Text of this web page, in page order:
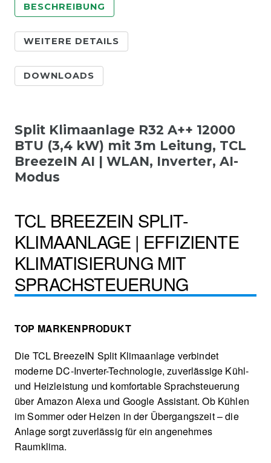
BESCHREIBUNG
WEITERE DETAILS
DOWNLOADS
Split Klimaanlage R32 A++ 12000
BTU (3,4 kW) mit 3m Leitung, TCL
BreezeIN AI | WLAN, Inverter, AI-
Modus
TCL BREEZEIN SPLIT-
KLIMAANLAGE | EFFIZIENTE
KLIMATISIERUNG MIT
SPRACHSTEUERUNG
TOP MARKENPRODUKT
Die TCL BreezeIN Split Klimaanlage verbindet
moderne DC-Inverter-Technologie, zuverlässige Kühl-
und Heizleistung und komfortable Sprachsteuerung
über Amazon Alexa und Google Assistant. Ob Kühlen
im Sommer oder Heizen in der Übergangszeit – die
Anlage sorgt zuverlässig für ein angenehmes
Raumklima.